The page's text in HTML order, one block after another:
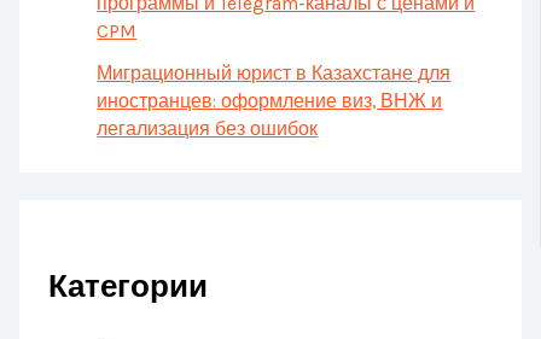
CPM
Миграционный юрист в Казахстане для
иностранцев: оформление виз, ВНЖ и
легализация без ошибок
Категории